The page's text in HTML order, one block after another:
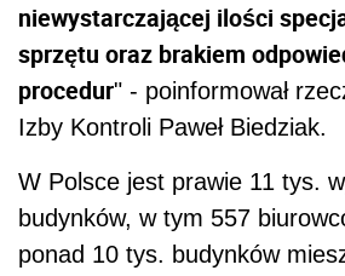
niewystarczającej ilości
sprzętu oraz brakiem
procedur" - poinformował
Izby Kontroli Paweł Biedziak.
W Polsce jest prawie 11 tys.
budynków, w tym 557
ponad 10 tys. budynków